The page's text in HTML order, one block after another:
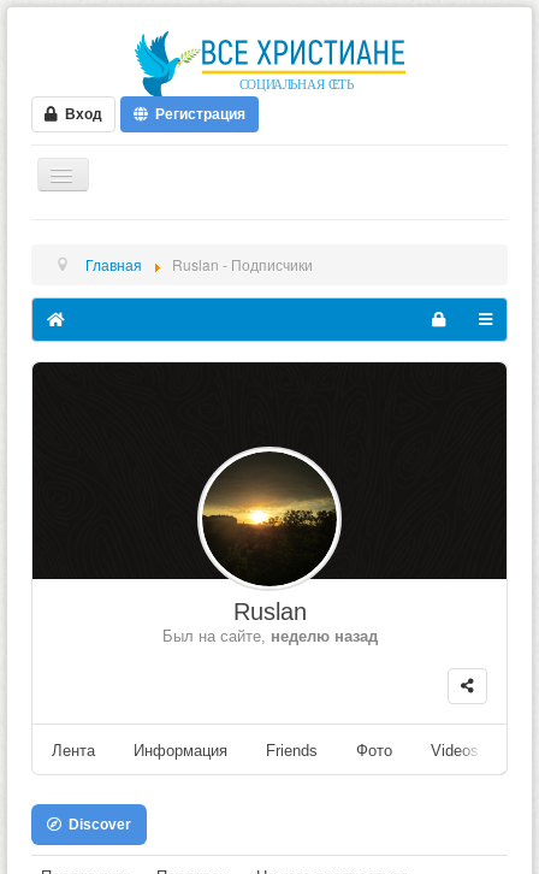
Вход Регистрация
ФОРУМ
ВИДЕО
БЛОГИ
Главная Ruslan - Подписчики
Ruslan
Был на сайте, неделю назад
Лента Информация Friends Фото Videos
Discover